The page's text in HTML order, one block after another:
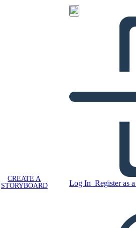
CREATE A
STORYBOARD
Log In Register as